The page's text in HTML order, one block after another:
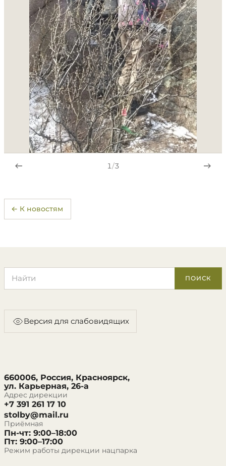
1/3
← К новостям
ПОИСК
Версия для слабовидящих
660006, Россия, Красноярск,
ул. Карьерная, 26-а
Адрес дирекции
+7 391 261 17 10
stolby@mail.ru
Приёмная
Пн-чт: 9:00–18:00
Пт: 9:00–17:00
Режим работы дирекции нацпарка